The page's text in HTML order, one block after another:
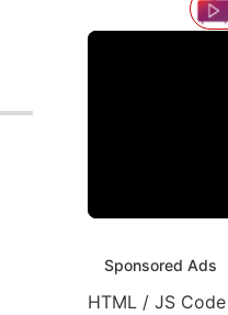
Sponsored Ads
HTML / JS Code